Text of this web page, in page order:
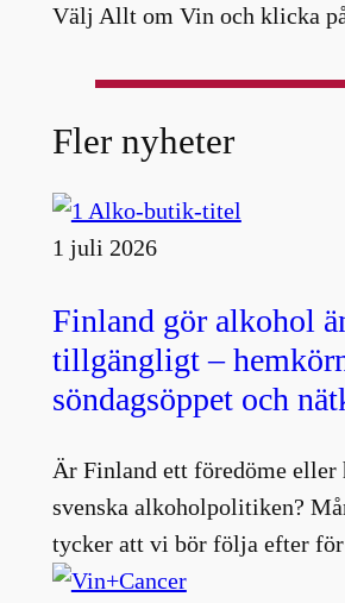
Välj Allt om Vin och klicka
Fler nyheter
1 juli 2026
Finland gör alkohol
tillgängligt –
söndagsöppet och
Är Finland ett föredöme eller
svenska alkoholpolitiken?
tycker att vi bör följa efter